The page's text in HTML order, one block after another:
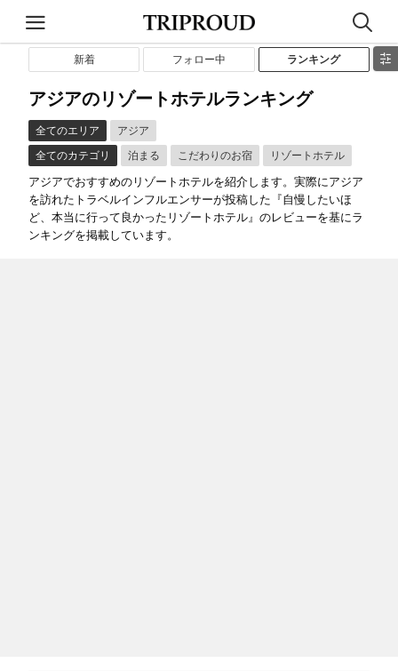
新着 フォロー中 ランキング
アジアのリゾートホテルランキング
全てのエリア
アジア
全てのカテゴリ
泊まる こだわりのお宿 リゾートホテル
アジアでおすすめのリゾートホテルを紹介します。実際にアジア
を訪れたトラベルインフルエンサーが投稿した『自慢したいほ
ど、本当に行って良かったリゾートホテル』のレビューを基にラ
ンキングを掲載しています。